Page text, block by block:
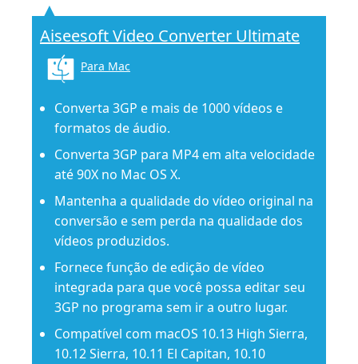
Aiseesoft Video Converter Ultimate
Para Mac
Converta 3GP e mais de 1000 vídeos e
formatos de áudio.
Converta 3GP para MP4 em alta velocidade
até 90X no Mac OS X.
Mantenha a qualidade do vídeo original na
conversão e sem perda na qualidade dos
vídeos produzidos.
Fornece função de edição de vídeo
integrada para que você possa editar seu
3GP no programa sem ir a outro lugar.
Compatível com macOS 10.13 High Sierra,
10.12 Sierra, 10.11 El Capitan, 10.10